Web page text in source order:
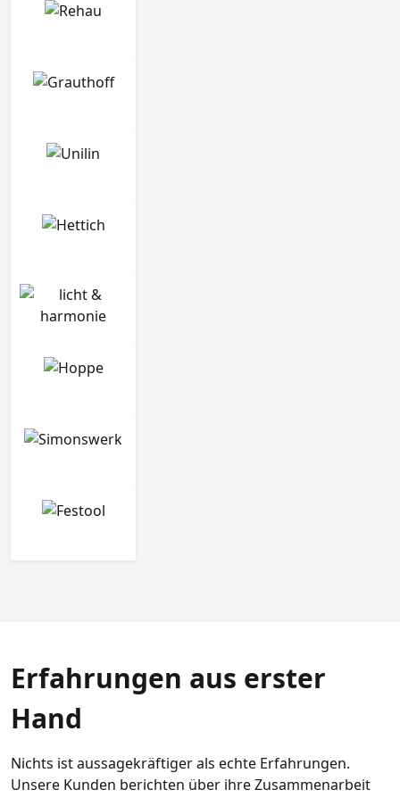
Erfahrungen aus erster
Hand
Nichts ist aussagekräftiger als echte Erfahrungen.
Unsere Kunden berichten über ihre Zusammenarbeit